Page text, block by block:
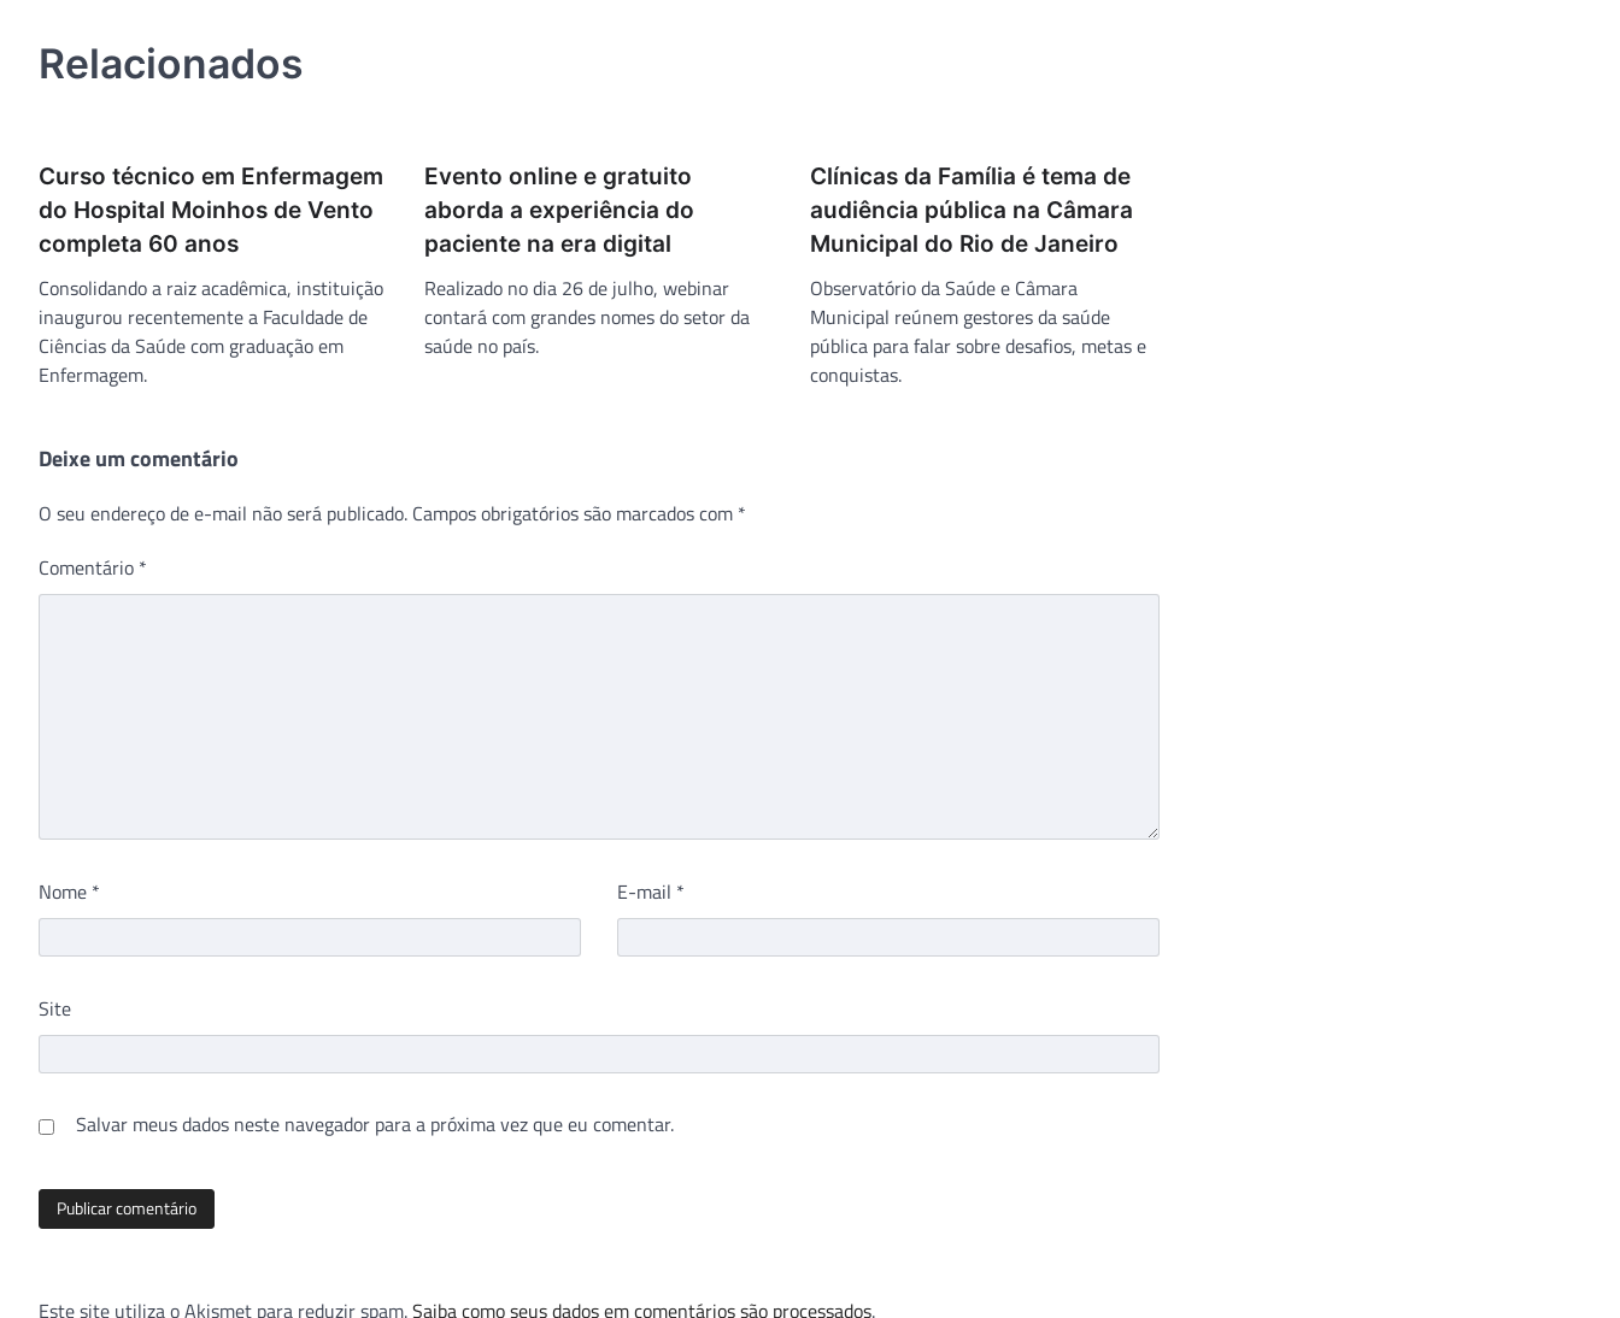
Relacionados
Curso técnico em Enfermagem
do Hospital Moinhos de Vento
completa 60 anos
Consolidando a raiz acadêmica, instituição
inaugurou recentemente a Faculdade de
Ciências da Saúde com graduação em
Enfermagem.
Evento online e gratuito
aborda a experiência do
paciente na era digital
Realizado no dia 26 de julho, webinar
contará com grandes nomes do setor da
saúde no país.
Clínicas da Família é tema de
audiência pública na Câmara
Municipal do Rio de Janeiro
Observatório da Saúde e Câmara
Municipal reúnem gestores da saúde
pública para falar sobre desafios, metas e
conquistas.
Deixe um comentário
O seu endereço de e-mail não será publicado. Campos obrigatórios são marcados com *
Comentário *
Nome * E-mail *
Site
Salvar meus dados neste navegador para a próxima vez que eu comentar.
Este site utiliza o Akismet para reduzir spam.Saiba como seus dados em comentários são processados.